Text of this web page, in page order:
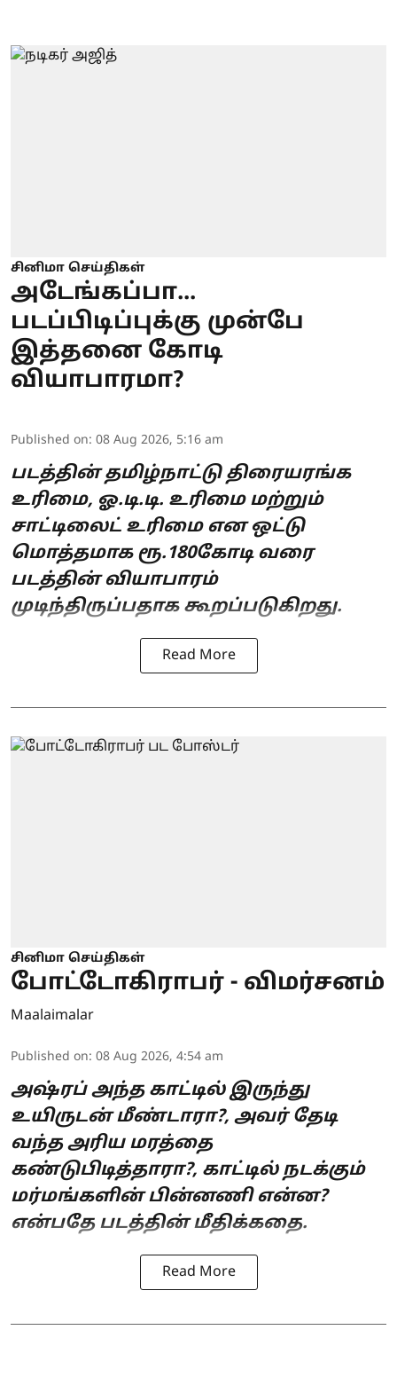
சினிமா செய்திகள்
அடேங்கப்பா...
படப்பிடிப்புக்கு முன்பே
இத்தனை கோடி
வியாபாரமா?
Published on: 08 Aug 2026, 5:16 am
படத்தின் தமிழ்நாட்டு திரையரங்க
உரிமை, ஓ.டி.டி. உரிமை மற்றும்
சாட்டிலைட் உரிமை என ஒட்டு
மொத்தமாக ரூ.180கோடி வரை
படத்தின் வியாபாரம்
முடிந்திருப்பதாக கூறப்படுகிறது.
Read More
சினிமா செய்திகள்
போட்டோகிராபர் - விமர்சனம்
Maalaimalar
Published on: 08 Aug 2026, 4:54 am
அஷ்ரப் அந்த காட்டில் இருந்து
உயிருடன் மீண்டாரா?, அவர் தேடி
வந்த அரிய மரத்தை
கண்டுபிடித்தாரா?, காட்டில் நடக்கும்
மர்மங்களின் பின்னணி என்ன?
என்பதே படத்தின் மீதிக்கதை.
Read More